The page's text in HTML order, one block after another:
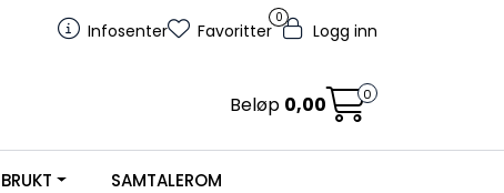
Infosenter
0
Favoritter Logg inn
Beløp 0,00 0
BRUKT SAMTALEROM